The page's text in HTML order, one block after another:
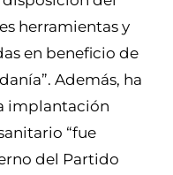
herramientas y
en beneficio de
Además, ha
implantación
“fue
del Partido